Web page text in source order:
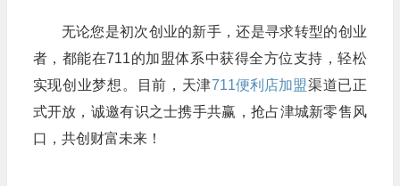
无论您是初次创业的新手，还是寻求转型的创业
者，都能在711的加盟体系中获得全方位支持，轻松
实现创业梦想。目前，天津711便利店加盟渠道已正
式开放，诚邀有识之士携手共赢，抢占津城新零售风
口，共创财富未来！